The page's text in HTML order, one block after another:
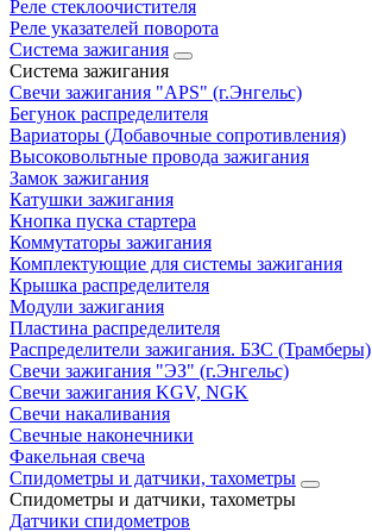
Реле стеклоочистителя
Реле указателей поворота
Система зажигания
Система зажигания
Свечи зажигания "APS" (г.Энгельс)
Бегунок распределителя
Вариаторы (Добавочные сопротивления)
Высоковольтные провода зажигания
Замок зажигания
Катушки зажигания
Кнопка пуска стартера
Коммутаторы зажигания
Комплектующие для системы зажигания
Крышка распределителя
Модули зажигания
Пластина распределителя
Распределители зажигания. БЗС (Трамберы)
Свечи зажигания "ЭЗ" (г.Энгельс)
Свечи зажигания KGV, NGK
Свечи накаливания
Свечные наконечники
Факельная свеча
Спидометры и датчики, тахометры
Спидометры и датчики, тахометры
Датчики спидометров